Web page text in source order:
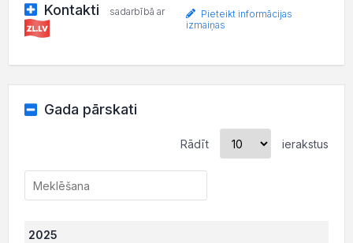
Kontakti sadarbībā ar
Pieteikt informācijas
izmaiņas
Gada pārskati
Rādīt ierakstus
2025